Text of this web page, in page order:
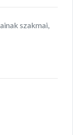
szakmai,